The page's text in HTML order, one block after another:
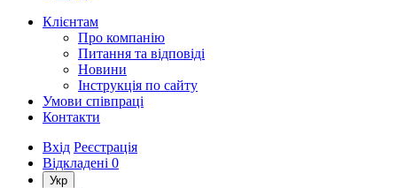
Клієнтам
Про компанію
Питання та відповіді
Новини
Інструкція по сайту
Умови співпраці
Контакти
Вхід Реєстрація
Відкладені 0
Укр